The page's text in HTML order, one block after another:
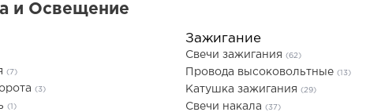
и Освещение
(7)
(3)
(1)
Зажигание
Свечи зажигания (62)
Провода высоковольтные (13)
Катушка зажигания (29)
Свечи накала (37)